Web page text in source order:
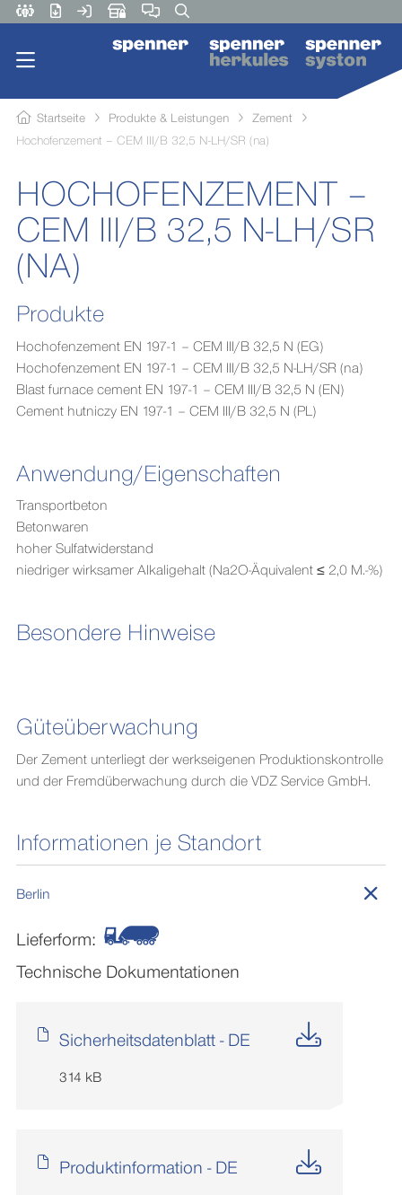
Startseite Produkte & Leistungen
Zement
Hochofenzement – CEM III/B 32,5 N-LH/SR (na)
HOCHOFENZEMENT –
CEM III/B 32,5 N-LH/SR
(NA)
Produkte
Hochofenzement EN 197-1 – CEM III/B 32,5 N (EG)
Hochofenzement EN 197-1 – CEM III/B 32,5 N-LH/SR (na)
Blast furnace cement EN 197-1 – CEM III/B 32,5 N (EN)
Cement hutniczy EN 197-1 – CEM III/B 32,5 N (PL)
Anwendung/Eigenschaften
Transportbeton
Betonwaren
hoher Sulfatwiderstand
niedriger wirksamer Alkaligehalt (Na2O-Äquivalent ≤ 2,0 M.-%)
Besondere Hinweise
Güteüberwachung
Der Zement unterliegt der werkseigenen Produktionskontrolle
und der Fremdüberwachung durch die VDZ Service GmbH.
Informationen je Standort
Berlin
Lieferform:
Technische Dokumentationen
Sicherheitsdatenblatt - DE
314 kB
Produktinformation - DE